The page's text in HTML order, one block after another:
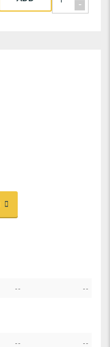
-
-- --
-- --